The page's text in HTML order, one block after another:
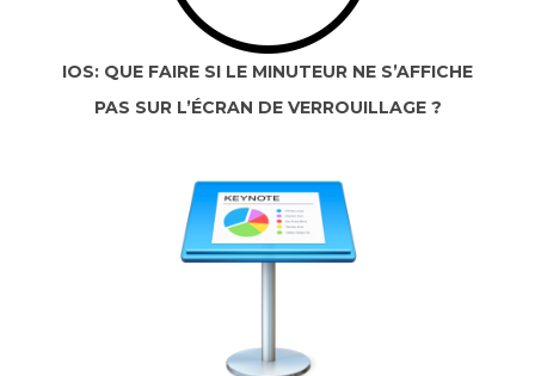
IOS: QUE FAIRE SI LE MINUTEUR NE S’AFFICHE
PAS SUR L’ÉCRAN DE VERROUILLAGE ?